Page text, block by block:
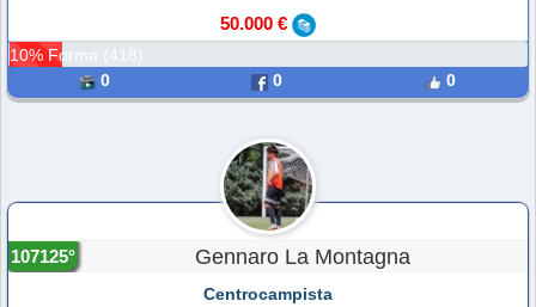
50.000 €
10% Forma (418)
0
0 0
Gennaro La Montagna
107125°
Centrocampista